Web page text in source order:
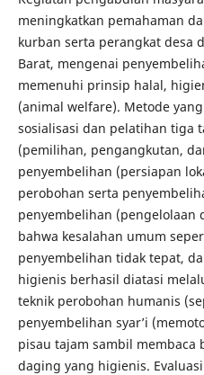
meningkatkan pemahaman
kurban serta perangkat desa
Barat, mengenai
memenuhi prinsip halal,
(animal welfare). Metode
sosialisasi dan pelatihan tiga
(pemilihan, pengangkutan,
penyembelihan (persiapan
perobohan serta
penyembelihan (pengelolaan
bahwa kesalahan umum
penyembelihan tidak tepat,
higienis berhasil diatasi
teknik perobohan humanis
penyembelihan syar’i
pisau tajam sambil membaca
daging yang higienis.